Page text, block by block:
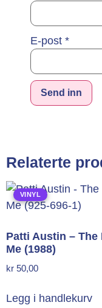
E-post *
Relaterte
VINYL
Patti Austin – The
Me (1988)
kr 50,00
Legg i handlekurv